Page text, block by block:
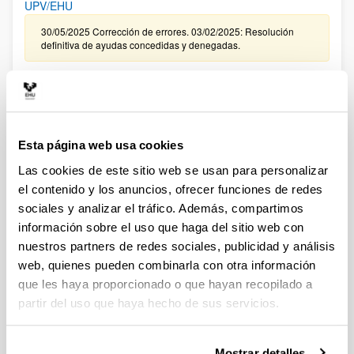
Esta página web usa cookies
Las cookies de este sitio web se usan para personalizar
el contenido y los anuncios, ofrecer funciones de redes
sociales y analizar el tráfico. Además, compartimos
información sobre el uso que haga del sitio web con
nuestros partners de redes sociales, publicidad y análisis
web, quienes pueden combinarla con otra información
que les haya proporcionado o que hayan recopilado a
partir del uso que haya hecho de sus servicios.
UPV/EHU
30/05/2025 Corrección de errores. 03/02/2025: Resolución
definitiva de ayudas concedidas y denegadas.
CONVOCATORIA, DE TRAMITACIÓN ANTICIPADA, DE
CONTRATACIÓN PARA LA FORMACIÓN DE PERSONAL
INVESTIGADOR EN LA UPV/EHU ASOCIADO A LA
DE CONOCIMIENTO ” DEL MINISTERIO DE CIENCIA,
INNOVACIÓN Y UNIVERSIDADES (FPI 2025)
09/01/2026. Resolución definitiva de ayudas concedidas y
denegadas.
CONVOCATORIA EXTRAORDINARIA DE CONTRATACIÓN
PARA LA FORMACIÓN DE PERSONAL INVESTIGADOR
ASOCIADO A LAS AYUDAS CONCEDIDAS EN LA
CONVOCATORIA DE “PROYECTOS DE GENERACIÓN DE
CONOCIMIENTO” DEL MINISTERIO DE CIENCIA E
INNOVACIÓN 2024 EN LA UPV/EHU